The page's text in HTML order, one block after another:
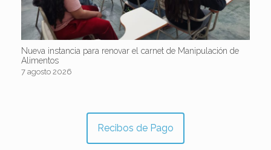
Nueva instancia para renovar el carnet de Manipulación de
Alimentos
7 agosto 2026
Recibos de Pago